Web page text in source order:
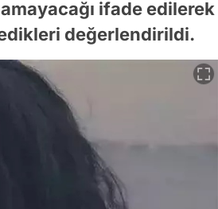
ifade edilerek
değerlendirildi.